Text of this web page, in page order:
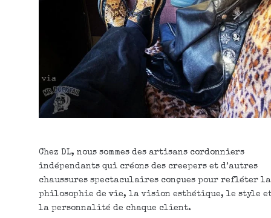
Chez DL, nous sommes des artisans cordonniers
indépendants qui créons des creepers et d’autres
chaussures spectaculaires conçues pour refléter la
philosophie de vie, la vision esthétique, le style
la personnalité de chaque client.